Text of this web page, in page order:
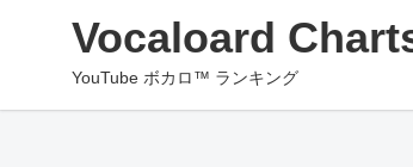
Vocaloard
YouTube ボカロ™ ランキング